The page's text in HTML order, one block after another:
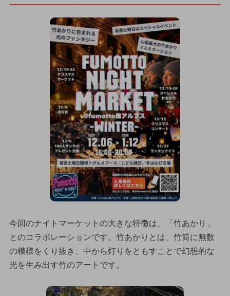
今回のナイトマーケットの大きな特徴は、「竹あかり」
とのコラボレーションです。竹あかりとは、竹筒に無数
の模様をくり抜き、中から灯りをともすことで幻想的な
光を生み出す竹のアートです。